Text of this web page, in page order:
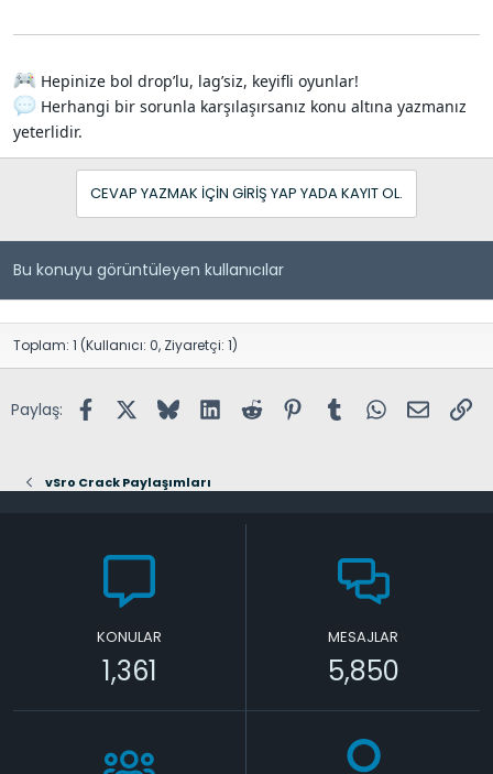
Hepinize bol drop’lu, lag’siz, keyifli oyunlar!
Herhangi bir sorunla karşılaşırsanız konu altına yazmanız
yeterlidir.
CEVAP YAZMAK IÇIN GIRIŞ YAP YADA KAYIT OL.
Bu konuyu görüntüleyen kullanıcılar
Toplam: 1 (Kullanıcı: 0, Ziyaretçi: 1)
Paylaş: FacebookX (Twitter)
BlueskyLinkedInReddit PinterestTumblr WhatsApp
E-posta
vSro Crack Paylaşımları
KONULAR
1,361
MESAJLAR
5,850